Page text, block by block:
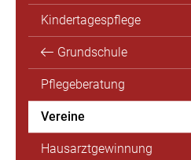
Kindertagespflege
Grundschule
Pflegeberatung
Vereine
Hausarztgewinnung